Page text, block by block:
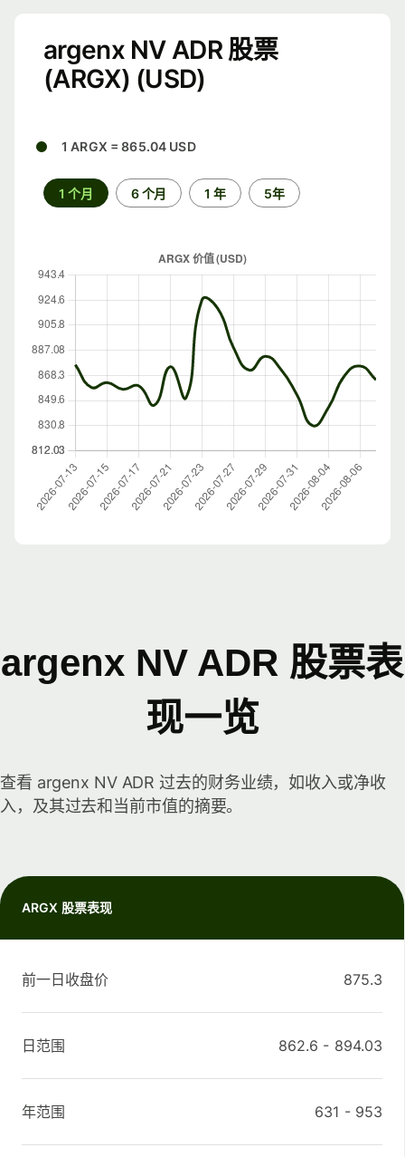
argenx NV ADR 股票
(ARGX) (USD)
1 ARGX = 865.04 USD
1 个月 6 个月 1 年 5年
argenx NV ADR 股票表
现一览
查看 argenx NV ADR 过去的财务业绩，如收入或净收
入，及其过去和当前市值的摘要。
ARGX 股票表现
前一日收盘价 875.3
日范围 862.6 - 894.03
年范围 631 - 953